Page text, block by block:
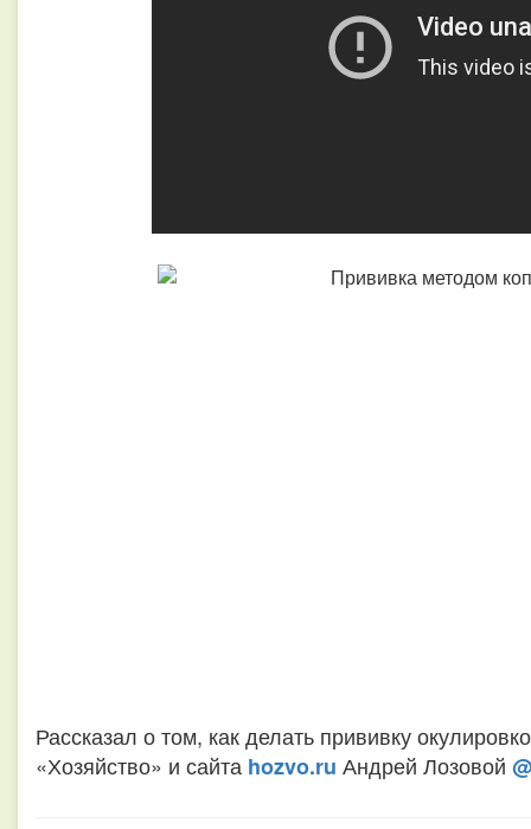
Рассказал о том, как делать прививку
«Хозяйство» и сайта hozvo.ru Андрей Лозовой